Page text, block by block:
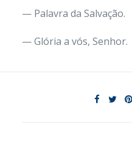
— Palavra da Salvação.
— Glória a vós, Senhor.